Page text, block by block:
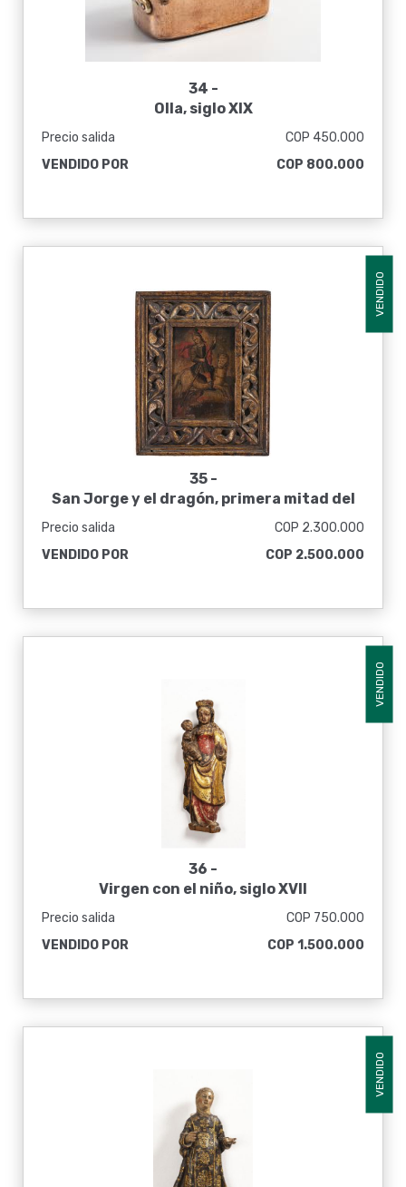
34 -
Olla, siglo XIX
Precio salida
COP 450.000
VENDIDO POR
COP 800.000
VENDIDO
35 -
San Jorge y el dragón, primera mitad del
Precio salida
COP 2.300.000
VENDIDO POR
COP 2.500.000
VENDIDO
36 -
Virgen con el niño, siglo XVII
Precio salida
COP 750.000
VENDIDO POR
COP 1.500.000
VENDIDO